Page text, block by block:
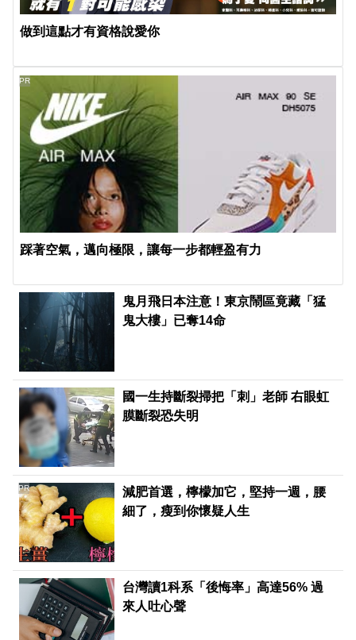
做到這點才有資格說愛你
踩著空氣，邁向極限，讓每一步都輕盈有力
PR
鬼月飛日本注意！東京鬧區竟藏「猛
鬼大樓」已奪14命
國一生持斷裂掃把「刺」老師 右眼虹
膜斷裂恐失明
減肥首選，檸檬加它，堅持一週，腰
細了，瘦到你懷疑人生
PR
台灣讀1科系「後悔率」高達56% 過
來人吐心聲